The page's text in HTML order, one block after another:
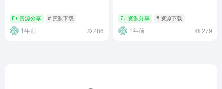
资源分享 # 资源下载
1年前 286
资源分享 # 资源下载
1年前 279